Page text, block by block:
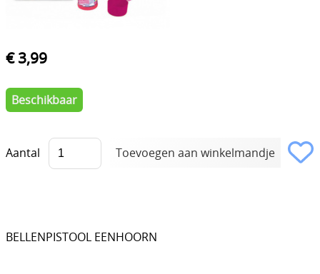
€ 3,99
Beschikbaar
Aantal
BELLENPISTOOL EENHOORN